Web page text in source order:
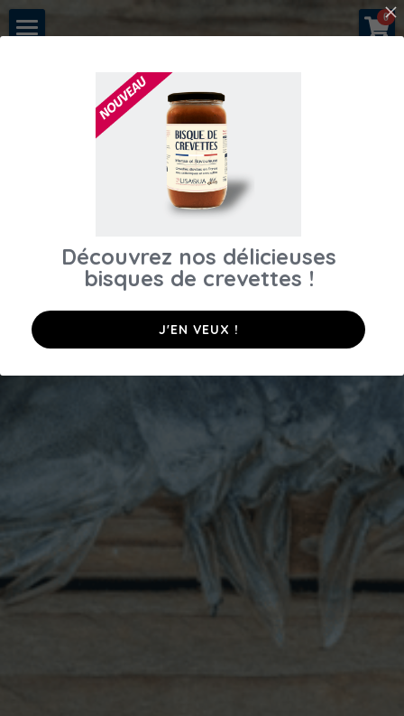
0
Notre histoire
Espace pros
Restaurants
Acheter en direct
×
LES CATÉGORIES DE LA BOUTIQUE
Toutes les catégories
Découvrez nos délicieuses
bisques de crevettes​ !
J'EN VEUX !